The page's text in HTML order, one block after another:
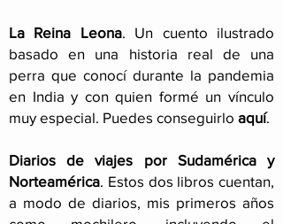
La Reina Leona. Un cuento ilustrado
basado en una historia real de una
perra que conocí durante la pandemia
en India y con quien formé un vínculo
muy especial. Puedes conseguirlo aquí.
Diarios de viajes por Sudamérica y
Norteamérica. Estos dos libros cuentan,
a modo de diarios, mis primeros años